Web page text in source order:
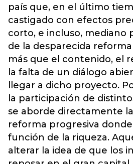
país que, en el último
castigado con efectos
corto, e incluso, mediano
de la desparecida
más que el contenido, el
la falta de un diálogo
llegar a dicho proyecto.
la participación de
se aborde directamente
reforma progresiva
función de la riqueza.
alterar la idea de que los